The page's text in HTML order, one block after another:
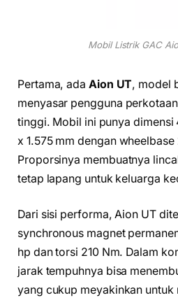
Mobil Listrik GAC
Pertama, ada Aion UT, model
menyasar pengguna
tinggi. Mobil ini punya dimensi
x 1.575 mm dengan
Proporsinya membuatnya
tetap lapang untuk keluarga
Dari sisi performa, Aion UT
synchronous magnet
hp dan torsi 210 Nm. Dalam
jarak tempuhnya bisa
yang cukup meyakinkan untuk